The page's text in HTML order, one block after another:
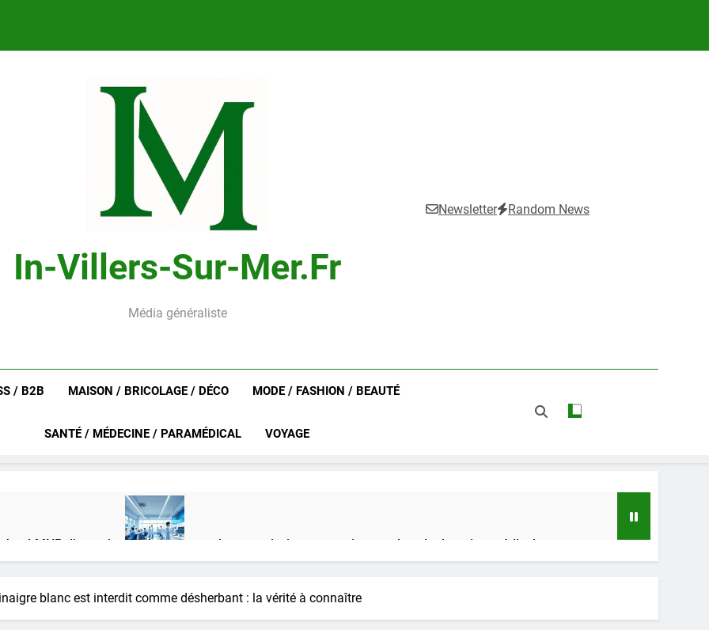
In-Villers-Sur-Mer.fr
Média généraliste
Newsletter Random News
/ B2B MAISON / BRICOLAGE / DÉCO MODE / FASHION / BEAUTÉ
SANTÉ / MÉDECINE / PARAMÉDICAL VOYAGE
LMNP d’occasion Ifdak : comprendre ses missions et son impact dans le domaine médical
4 Mois Ago
en 2025 ?Okrami : comprendre ses fonctionnalités clés et avantages
blanc est interdit comme désherbant : la vérité à connaître